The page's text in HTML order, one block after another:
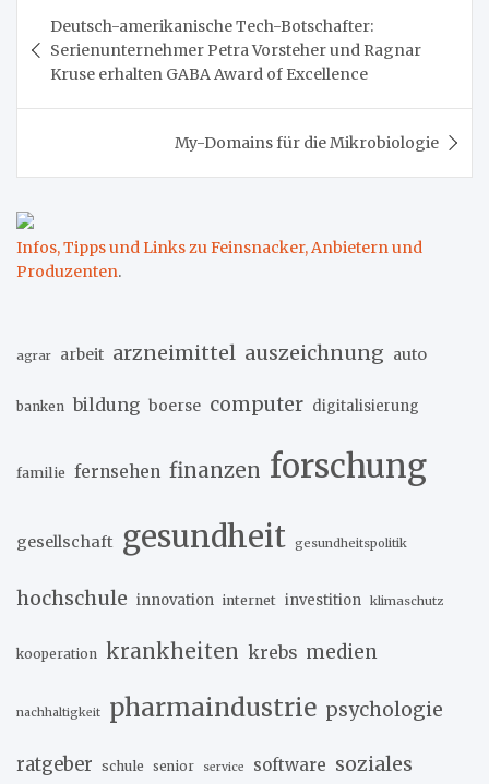
Deutsch-amerikanische Tech-Botschafter:
Serienunternehmer Petra Vorsteher und Ragnar
Kruse erhalten GABA Award of Excellence
My-Domains für die Mikrobiologie
Infos, Tipps und Links zu Feinsnacker, Anbietern und
Produzenten.
agrar arbeit arzneimittel auszeichnung auto
banken bildung boerse computer digitalisierung
familie fernsehen finanzen forschung
gesellschaft gesundheit gesundheitspolitik
hochschule innovation internet investition klimaschutz
kooperation krankheiten krebs medien
nachhaltigkeit pharmaindustrie psychologie
ratgeber schule senior service software soziales